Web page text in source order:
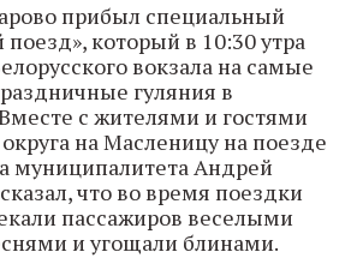
прибыл специальный
который в 10:30 утра
вокзала на самые
гуляния в
с жителями и гостями
на Масленицу на поезде
муниципалитета Андрей
что во время поездки
пассажиров веселыми
и угощали блинами.